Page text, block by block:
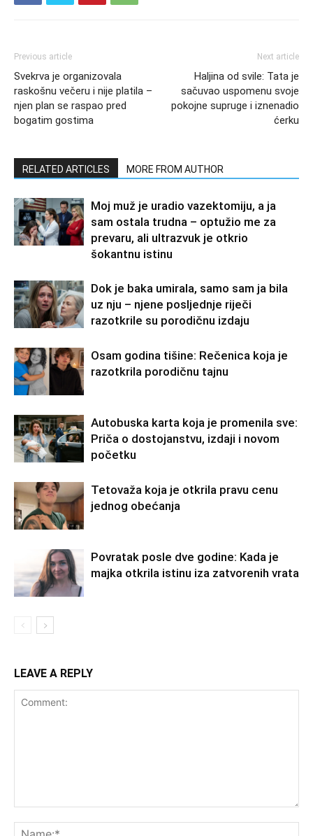
Previous article
Svekrva je organizovala
raskošnu večeru i nije platila –
njen plan se raspao pred
bogatim gostima
Next article
Haljina od svile: Tata je
sačuvao uspomenu svoje
pokojne supruge i iznenadio
ćerku
RELATED ARTICLES MORE FROM AUTHOR
Moj muž je uradio vazektomiju, a ja
sam ostala trudna – optužio me za
prevaru, ali ultrazvuk je otkrio
šokantnu istinu
Dok je baka umirala, samo sam ja bila
uz nju – njene posljednje riječi
razotkrile su porodičnu izdaju
Osam godina tišine: Rečenica koja je
razotkrila porodičnu tajnu
Autobuska karta koja je promenila sve:
Priča o dostojanstvu, izdaji i novom
početku
Tetovaža koja je otkrila pravu cenu
jednog obećanja
Povratak posle dve godine: Kada je
majka otkrila istinu iza zatvorenih vrata
LEAVE A REPLY